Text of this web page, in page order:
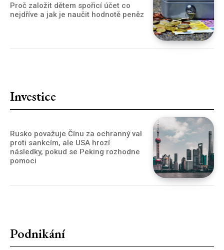
Proč založit dětem spořicí účet co
nejdříve a jak je naučit hodnotě peněz
Investice
Rusko považuje Čínu za ochranný val
proti sankcím, ale USA hrozí
následky, pokud se Peking rozhodne
pomoci
Podnikání